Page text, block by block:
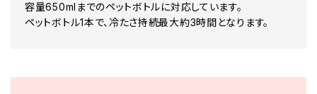
容量650mlまでのペットボトルに対応しています。
ペットボトル1本で、冷たさ持続最大約3時間となります。